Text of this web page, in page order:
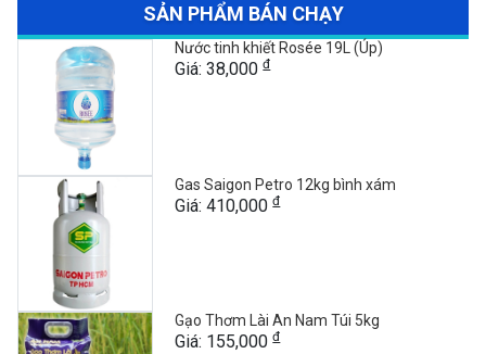
SẢN PHẨM BÁN CHẠY
Nước tinh khiết Rosée 19L (Úp)
Giá: 38,000đ
Gas Saigon Petro 12kg bình xám
Giá: 410,000đ
Gạo Thơm Lài An Nam Túi 5kg
Giá: 155,000đ